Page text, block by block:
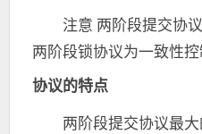
注意 两阶段提交协议
两阶段锁协议为一致性控
协议的特点
两阶段提交协议最大